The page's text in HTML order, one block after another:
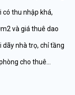
có thu nhập khá,
và giá thuê dao
nhà trọ, chỉ tầng
cho thuê…